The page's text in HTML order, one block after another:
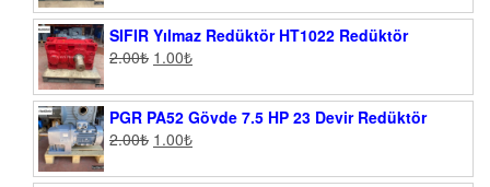
SIFIR Yılmaz Redüktör HT1022 Redüktör
2.00₺ 1.00₺
PGR PA52 Gövde 7.5 HP 23 Devir Redüktör
2.00₺ 1.00₺